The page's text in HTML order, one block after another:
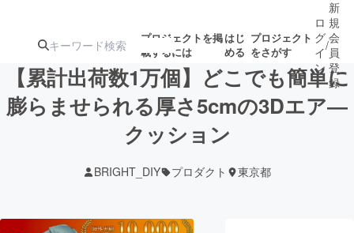
プロジェクトを掲
載するには
はじ
める
プロジェクト
をさがす
注目の新着プロ 募集終了が近いプ
ロ
グ
イ
ン
/
新
規
会
員
登
録
【累計出荷数1万個】どこでも簡単に
膨らませられる厚さ5cmの3Dエア―
クッション
BRIGHT_DIY プロダクト 東京都